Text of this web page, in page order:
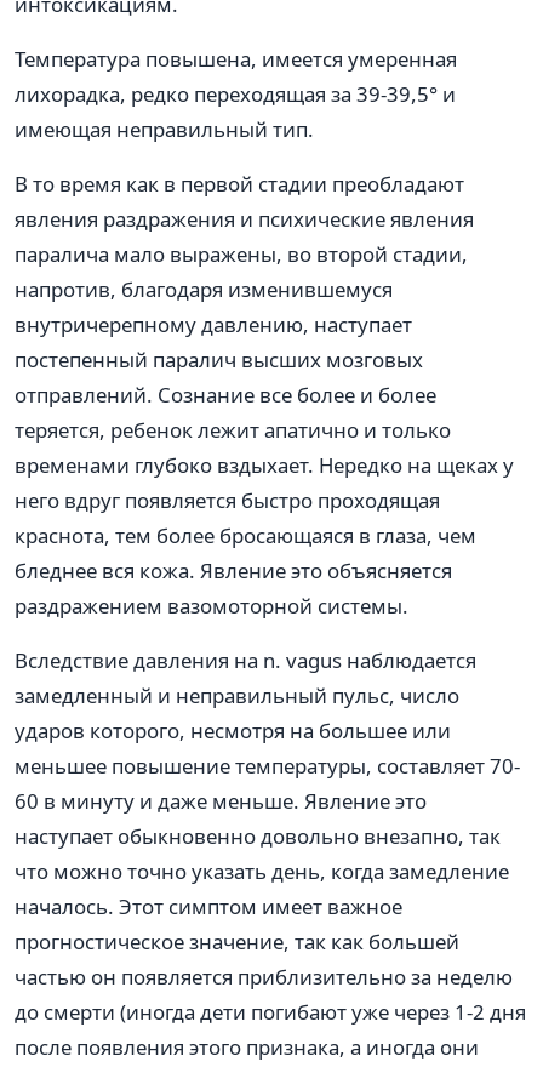
Температура повышена, имеется умеренная
лихорадка, редко переходящая за 39-39,5° и
имеющая неправильный тип.
В то время как в первой стадии преобладают
явления раздражения и психические явления
паралича мало выражены, во второй стадии,
напротив, благодаря изменившемуся
внутричерепному давлению, наступает
постепенный паралич высших мозговых
отправлений. Сознание все более и более
теряется, ребенок лежит апатично и только
временами глубоко вздыхает. Нередко на щеках у
него вдруг появляется быстро проходящая
краснота, тем более бросающаяся в глаза, чем
бледнее вся кожа. Явление это объясняется
раздражением вазомоторной системы.
Вследствие давления на n. vagus наблюдается
замедленный и неправильный пульс, число
ударов которого, несмотря на большее или
меньшее повышение температуры, составляет 70-
60 в минуту и даже меньше. Явление это
наступает обыкновенно довольно внезапно, так
что можно точно указать день, когда замедление
началось. Этот симптом имеет важное
прогностическое значение, так как большей
частью он появляется приблизительно за неделю
до смерти (иногда дети погибают уже через 1-2 дня
после появления этого признака, а иногда они